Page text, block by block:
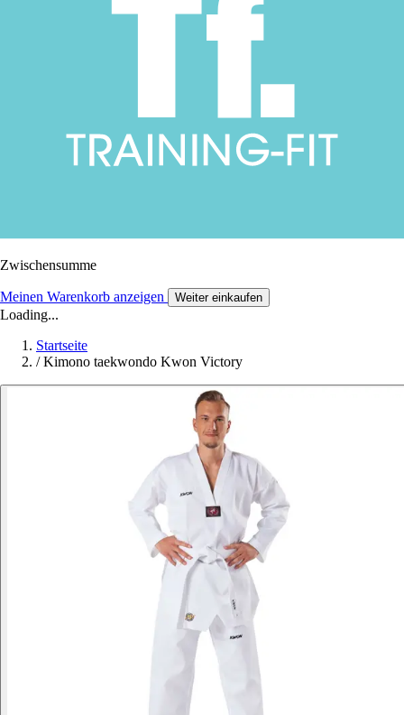
Zwischensumme
Meinen Warenkorb anzeigen Weiter einkaufen
Loading...
Startseite
/ Kimono taekwondo Kwon Victory